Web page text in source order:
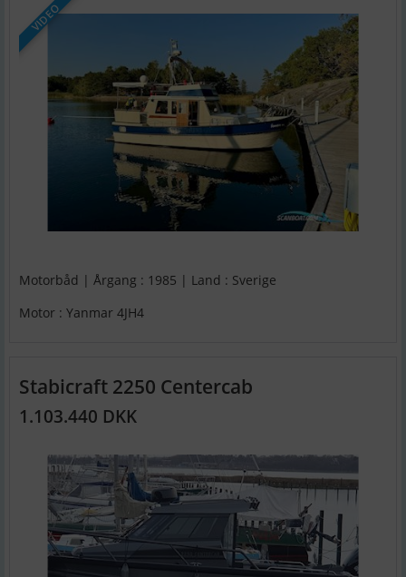
VIDEO
Motorbåd | Årgang : 1985 | Land : Sverige
Motor : Yanmar 4JH4
Stabicraft 2250 Centercab
1.103.440 DKK